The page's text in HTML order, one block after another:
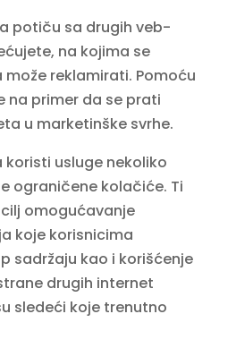
potiču sa drugih veb-
na kojima se
može reklamirati. Pomoću
na primer da se prati
u marketinške svrhe.
koristi usluge nekoliko
ograničene kolačiće. Ti
omogućavanje
koje korisnicima
sadržaju kao i korišćenje
drugih internet
sledeći koje trenutno